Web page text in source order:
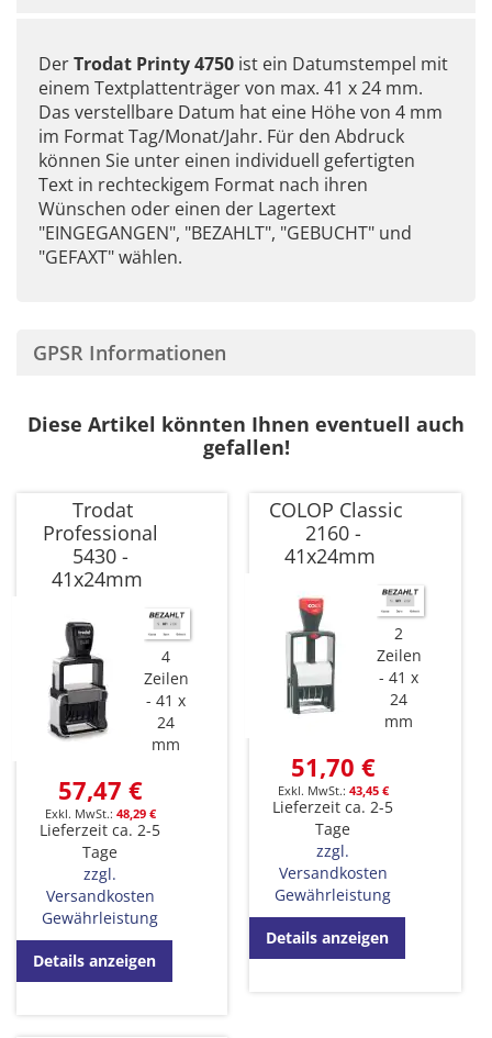
DerTrodat Printy 4750 ist ein Datumstempel mit
einem Textplattenträger von max. 41 x 24 mm.
Das verstellbare Datum hat eine Höhe von 4 mm
im Format Tag/Monat/Jahr. Für den Abdruck
können Sie unter einen individuell gefertigten
Text in rechteckigem Format nach ihren
Wünschen oder einen der Lagertext
"EINGEGANGEN", "BEZAHLT", "GEBUCHT" und
"GEFAXT" wählen.
GPSR Informationen
Diese Artikel könnten Ihnen eventuell auch
gefallen!
Trodat
Professional
5430 -
41x24mm
4
Zeilen
41 x
24
mm
57,47 €
48,29 €
Lieferzeit ca. 2-5
Tage
zzgl.
Versandkosten
Gewährleistung
Details anzeigen
COLOP Classic
2160 -
41x24mm
2
Zeilen
41 x
24
mm
51,70 €
43,45 €
Lieferzeit ca. 2-5
Tage
zzgl.
Versandkosten
Gewährleistung
Details anzeigen